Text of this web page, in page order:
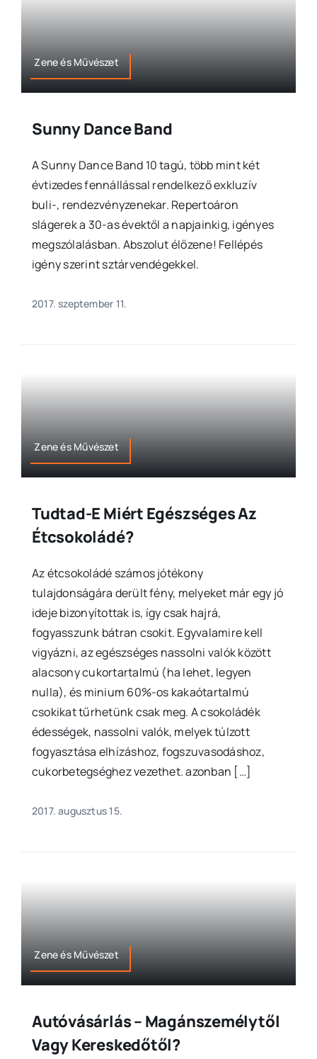
Zene és Művészet
Sunny Dance Band
A Sunny Dance Band 10 tagú, több mint két
évtizedes fennállással rendelkező exkluzív
buli-, rendezvényzenekar. Repertoáron
slágerek a 30-as évektől a napjainkig, igényes
megszólalásban. Abszolut élőzene! Fellépés
igény szerint sztárvendégekkel.
2017. szeptember 11.
Zene és Művészet
Tudtad-E Miért Egészséges Az
Étcsokoládé?
Az étcsokoládé számos jótékony
tulajdonságára derült fény, melyeket már egy jó
ideje bizonyítottak is, így csak hajrá,
fogyasszunk bátran csokit. Egyvalamire kell
vigyázni, az egészséges nassolni valók között
alacsony cukortartalmú (ha lehet, legyen
nulla), és minium 60%-os kakaótartalmú
csokikat tűrhetünk csak meg. A csokoládék
édességek, nassolni valók, melyek túlzott
fogyasztása elhízáshoz, fogszuvasodáshoz,
cukorbetegséghez vezethet. azonban […]
2017. augusztus 15.
Zene és Művészet
Autóvásárlás – Magánszemélytől
Vagy Kereskedőtől?